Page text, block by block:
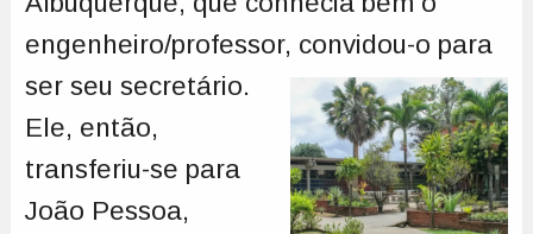
engenheiro/professor, convidou-o para
ser seu secretário.
Ele, então,
transferiu-se para
João Pessoa,